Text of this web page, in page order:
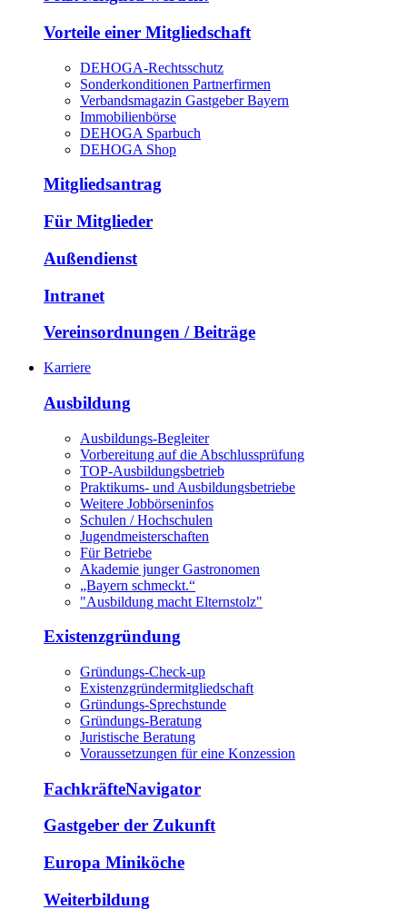
Vorteile einer Mitgliedschaft
DEHOGA-Rechtsschutz
Sonderkonditionen Partnerfirmen
Verbandsmagazin Gastgeber Bayern
Immobilienbörse
DEHOGA Sparbuch
DEHOGA Shop
Mitgliedsantrag
Für Mitglieder
Außendienst
Intranet
Vereinsordnungen / Beiträge
Karriere
Ausbildung
Ausbildungs-Begleiter
Vorbereitung auf die Abschlussprüfung
TOP-Ausbildungsbetrieb
Praktikums- und Ausbildungsbetriebe
Weitere Jobbörseninfos
Schulen / Hochschulen
Jugendmeisterschaften
Für Betriebe
Akademie junger Gastronomen
„Bayern schmeckt.“
"Ausbildung macht Elternstolz"
Existenzgründung
Gründungs-Check-up
Existenzgründermitgliedschaft
Gründungs-Sprechstunde
Gründungs-Beratung
Juristische Beratung
Voraussetzungen für eine Konzession
FachkräfteNavigator
Gastgeber der Zukunft
Europa Miniköche
Weiterbildung